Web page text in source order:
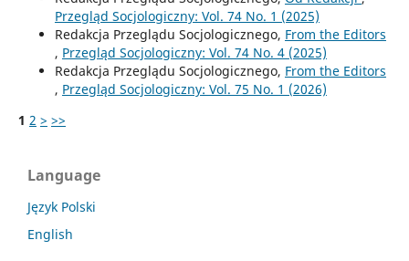
Przegląd Socjologiczny: Vol. 74 No. 1 (2025)
Redakcja Przeglądu Socjologicznego, From the Editors
, Przegląd Socjologiczny: Vol. 74 No. 4 (2025)
Redakcja Przeglądu Socjologicznego, From the Editors
, Przegląd Socjologiczny: Vol. 75 No. 1 (2026)
1 2 > >>
Language
Język Polski
English